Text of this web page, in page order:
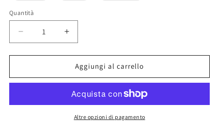
Quantità
Diminuisci
quantità
per
donna
Love
Aumenta
quantità
per
Slip
donna
bassa
Love
Miriam
Aggiungi al carrello
Altre opzioni di pagamento